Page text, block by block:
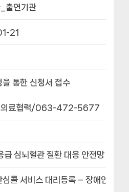
출연기관
21
을 통한 신청서 접수
의료협력/063-472-5677
심뇌혈관 질환 대응 안전망 구축 ·
콜 서비스 대리등록 – 장애인, 고